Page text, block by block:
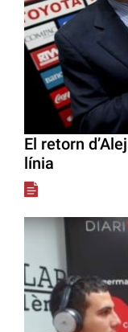
El retorn
línia